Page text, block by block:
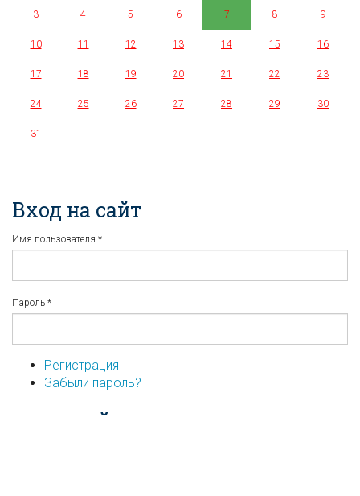
3 4 5 6 7 8 9
10 11 12 13 14 15 16
17 18 19 20 21 22 23
24 25 26 27 28 29 30
31
Вход на сайт
Имя пользователя *
Пароль *
Регистрация
Забыли пароль?
...или войдите используя